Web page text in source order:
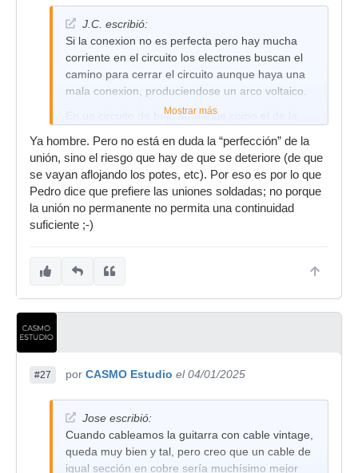
J.C. escribió:
Si la conexion no es perfecta pero hay mucha
corriente en el circuito los electrones buscan el
camino para cerrar el circuito aunque haya una
mala conexion, produciendose un arco voltaico.
En un circuito de bajo amperaje como el de la
produzca, por lo que si la conexion no es buena
lo que vas a tener son dolores de cabeza en el
mejor de los casos
Mostrar más
Ya hombre. Pero no está en duda la “perfección” de la
unión, sino el riesgo que hay de que se deteriore (de que
se vayan aflojando los potes, etc). Por eso es por lo que
Pedro dice que prefiere las uniones soldadas; no porque
la unión no permanente no permita una continuidad
suficiente ;-)
#27 por CASMO Estudio el 04/01/2025
Jose escribió:
Cuando cableamos la guitarra con cable vintage,
queda muy bien y tal, pero creo que un cable de
igual sección en cobre sería muchísimo mejor